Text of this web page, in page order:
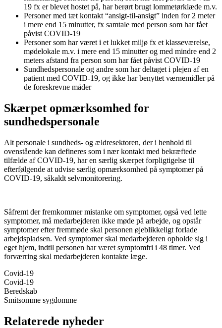
19 fx er blevet hostet på, har berørt brugt lommetørklæde m.v.
Personer med tæt kontakt “ansigt-til-ansigt” inden for 2 meter
i mere end 15 minutter, fx samtale med person som har fået
påvist COVID-19
Personer som har været i et lukket miljø fx et klasseværelse,
mødelokale m.v. i mere end 15 minutter og med mindre end 2
meters afstand fra person som har fået påvist COVID-19
Sundhedspersonale og andre som har deltaget i plejen af en
patient med COVID-19, og ikke har benyttet værnemidler på
de foreskrevne måder
Skærpet opmærksomhed for
sundhedspersonale
Alt personale i sundheds- og ældresektoren, der i henhold til
ovenstående kan defineres som i nær kontakt med bekræftede
tilfælde af COVID-19, har en særlig skærpet forpligtigelse til
efterfølgende at udvise særlig opmærksomhed på symptomer på
COVID-19, såkaldt selvmonitorering.
Såfremt der fremkommer mistanke om symptomer, også ved lette
symptomer, må medarbejderen ikke møde på arbejde, og opstår
symptomer efter fremmøde skal personen øjeblikkeligt forlade
arbejdspladsen. Ved symptomer skal medarbejderen opholde sig i
eget hjem, indtil personen har været symptomfri i 48 timer. Ved
forværring skal medarbejderen kontakte læge.
Covid-19
Covid-19
Beredskab
Smitsomme sygdomme
Relaterede nyheder